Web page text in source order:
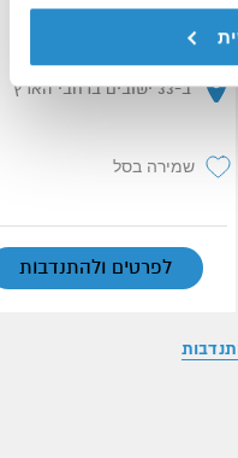
ב-33 ישובים ברחבי הארץ
שמירה בסל
לפרטים ולהתנדבות